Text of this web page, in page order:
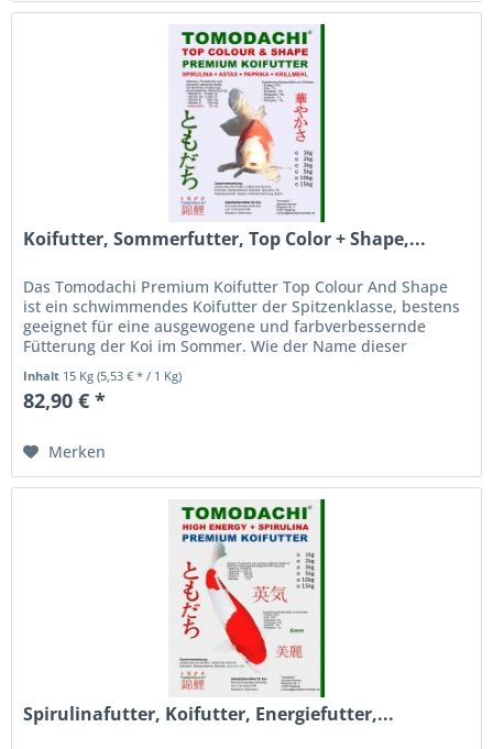
Koifutter, Sommerfutter, Top Color + Shape,...
Das Tomodachi Premium Koifutter Top Colour And Shape
ist ein schwimmendes Koifutter der Spitzenklasse, bestens
geeignet für eine ausgewogene und farbverbessernde
Fütterung der Koi im Sommer. Wie der Name dieser
Inhalt 15 Kg(5,53 € * / 1 Kg)
82,90 € *
Merken
Spirulinafutter, Koifutter, Energiefutter,...